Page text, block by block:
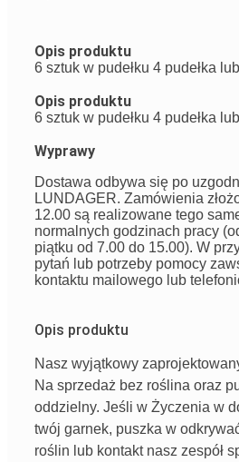
Opis produktu
6 sztuk w pudełku 4 pudełka
Opis produktu
6 sztuk w pudełku 4 pudełka
Wyprawy
Dostawa odbywa się po
LUNDAGER. Zamówienia
12.00 są realizowane tego
normalnych godzinach pracy
piątku od 7.00 do 15.00). W
pytań lub potrzeby pomocy
kontaktu mailowego lub
Opis produktu
Nasz wyjątkowy
Na sprzedaż bez roślina oraz
oddzielny. Jeśli w Życzenia w
twój garnek, puszka w
roślin lub kontakt nasz zespół